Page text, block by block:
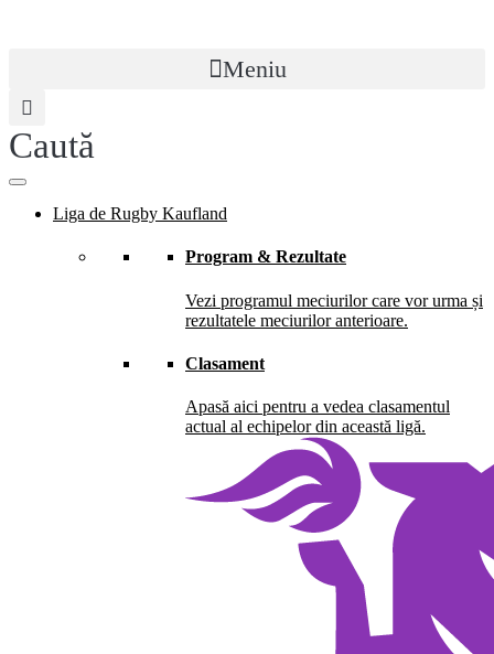
Meniu
Caută
Liga de Rugby Kaufland
Program & Rezultate
Vezi programul meciurilor care vor urma și
rezultatele meciurilor anterioare.
Clasament
Apasă aici pentru a vedea clasamentul
actual al echipelor din această ligă.